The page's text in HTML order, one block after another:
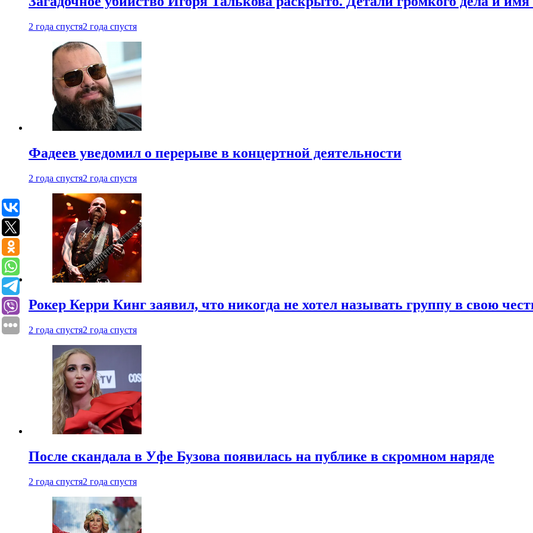
2 года спустя2 года спустя
Фадеев уведомил о перерыве в концертной деятельности
2 года спустя2 года спустя
Рокер Керри Кинг заявил, что никогда не хотел называть группу в свою
2 года спустя2 года спустя
После скандала в Уфе Бузова появилась на публике в скромном наряде
2 года спустя2 года спустя